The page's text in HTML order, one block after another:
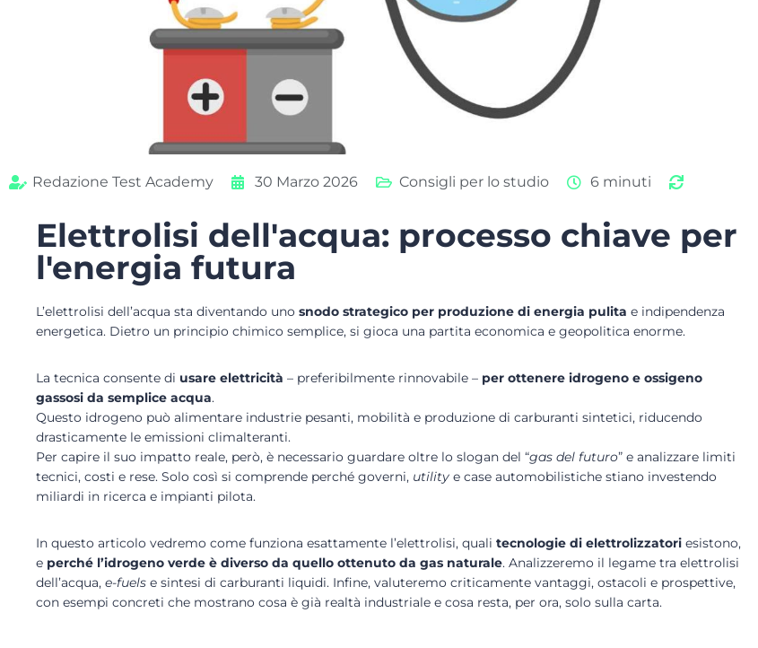
Redazione Test Academy 30 Marzo 2026 Consigli per lo studio 6 minuti
Elettrolisi dell'acqua: processo chiave per
l'energia futura
L’elettrolisi dell’acqua sta diventando uno snodo strategico per produzione di energia pulita e indipendenza
energetica. Dietro un principio chimico semplice, si gioca una partita economica e geopolitica enorme.
La tecnica consente di usare elettricità – preferibilmente rinnovabile – per ottenere idrogeno e ossigeno
gassosi da semplice acqua.
Questo idrogeno può alimentare industrie pesanti, mobilità e produzione di carburanti sintetici, riducendo
drasticamente le emissioni climalteranti.
Per capire il suo impatto reale, però, è necessario guardare oltre lo slogan del “gas del futuro” e analizzare limiti
tecnici, costi e rese. Solo così si comprende perché governi, utility e case automobilistiche stiano investendo
miliardi in ricerca e impianti pilota.
In questo articolo vedremo come funziona esattamente l’elettrolisi, quali tecnologie di elettrolizzatori esistono,
e perché l’idrogeno verde è diverso da quello ottenuto da gas naturale. Analizzeremo il legame tra elettrolisi
dell’acqua, e-fuels e sintesi di carburanti liquidi. Infine, valuteremo criticamente vantaggi, ostacoli e prospettive,
con esempi concreti che mostrano cosa è già realtà industriale e cosa resta, per ora, solo sulla carta.